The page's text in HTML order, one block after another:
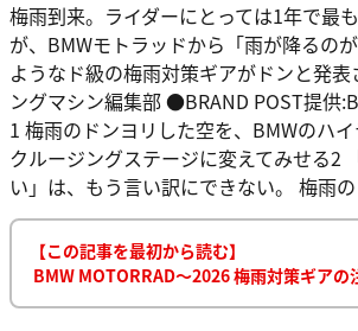
梅雨到来。ライダーにとっては1年で最
が、BMWモトラッドから「雨が降るの
ようなド級の梅雨対策ギアがドンと発
ングマシン編集部 ●BRAND POST提供
1 梅雨のドンヨリした空を、BMWのハ
クルージングステージに変えてみせる2
い」は、もう言い訳にできない。 梅雨
【この記事を最初から読む】
BMW MOTORRAD〜2026 梅雨対策ギアの